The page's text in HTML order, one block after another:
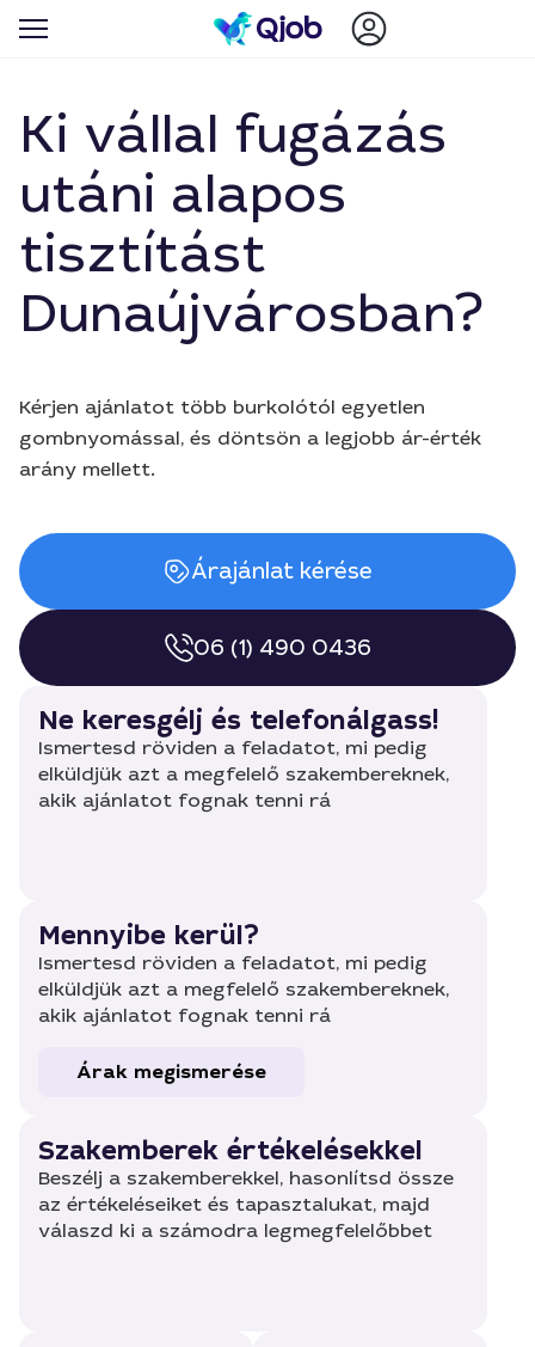
Ki vállal fugázás
utáni alapos
tisztítást
Dunaújvárosban?
Kérjen ajánlatot több burkolótól egyetlen
gombnyomással, és döntsön a legjobb ár-érték
arány mellett.
Árajánlat kérése
06 (1) 490 0436
Ne keresgélj és telefonálgass!
Ismertesd röviden a feladatot, mi pedig
elküldjük azt a megfelelő szakembereknek,
akik ajánlatot fognak tenni rá
Mennyibe kerül?
Ismertesd röviden a feladatot, mi pedig
elküldjük azt a megfelelő szakembereknek,
akik ajánlatot fognak tenni rá
Árak megismerése
Szakemberek értékelésekkel
Beszélj a szakemberekkel, hasonlítsd össze
az értékeléseiket és tapasztalukat, majd
válaszd ki a számodra legmegfelelőbbet